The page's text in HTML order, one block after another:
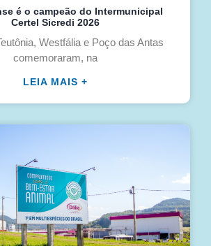
é o campeão do Intermunicipal
Certel Sicredi 2026
Westfália e Poço das Antas
comemoraram, na
LEIA MAIS +